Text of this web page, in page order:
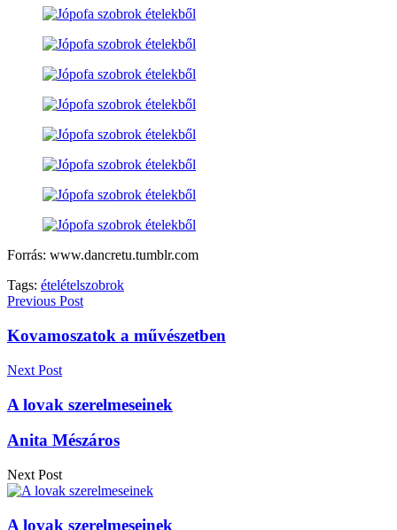
Forrás: www.dancretu.tumblr.com
Tags: ételételszobrok
Previous Post
Kovamoszatok a művészetben
Next Post
A lovak szerelmeseinek
Anita Mészáros
Next Post
A lovak szerelmeseinek